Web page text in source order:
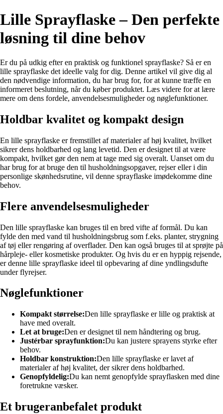
Lille Sprayflaske – Den perfekte
løsning til dine behov
Er du på udkig efter en praktisk og funktionel sprayflaske? Så er en
lille sprayflaske det ideelle valg for dig. Denne artikel vil give dig al
den nødvendige information, du har brug for, for at kunne træffe en
informeret beslutning, når du køber produktet. Læs videre for at lære
mere om dens fordele, anvendelsesmuligheder og nøglefunktioner.
Holdbar kvalitet og kompakt design
En lille sprayflaske er fremstillet af materialer af høj kvalitet, hvilket
sikrer dens holdbarhed og lang levetid. Den er designet til at være
kompakt, hvilket gør den nem at tage med sig overalt. Uanset om du
har brug for at bruge den til husholdningsopgaver, rejser eller i din
personlige skønhedsrutine, vil denne sprayflaske imødekomme dine
behov.
Flere anvendelsesmuligheder
Den lille sprayflaske kan bruges til en bred vifte af formål. Du kan
fylde den med vand til husholdningsbrug som f.eks. planter, strygning
af tøj eller rengøring af overflader. Den kan også bruges til at sprøjte på
hårpleje- eller kosmetiske produkter. Og hvis du er en hyppig rejsende,
er denne lille sprayflaske ideel til opbevaring af dine yndlingsdufte
under flyrejser.
Nøglefunktioner
Kompakt størrelse:Den lille sprayflaske er lille og praktisk at
have med overalt.
Let at bruge:Den er designet til nem håndtering og brug.
Justérbar sprayfunktion:Du kan justere sprayens styrke efter
behov.
Holdbar konstruktion:Den lille sprayflaske er lavet af
materialer af høj kvalitet, der sikrer dens holdbarhed.
Genopfyldelig:Du kan nemt genopfylde sprayflasken med dine
foretrukne væsker.
Et brugeranbefalet produkt